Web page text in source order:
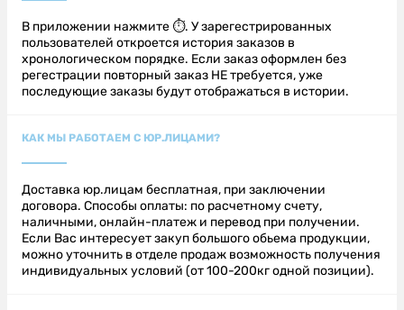
В приложении нажмите ⏱. У зарегестрированных
пользователей откроется история заказов в
хронологическом порядке. Если заказ оформлен без
регестрации повторный заказ НЕ требуется, уже
последующие заказы будут отображаться в истории.
КАК МЫ РАБОТАЕМ С ЮР.ЛИЦАМИ?
Доставка юр.лицам бесплатная, при заключении
договора. Способы оплаты: по расчетному счету,
наличными, онлайн-платеж и перевод при получении.
Если Вас интересует закуп большого обьема продукции,
можно уточнить в отделе продаж возможность получения
индивидуальных условий (от 100-200кг одной позиции).